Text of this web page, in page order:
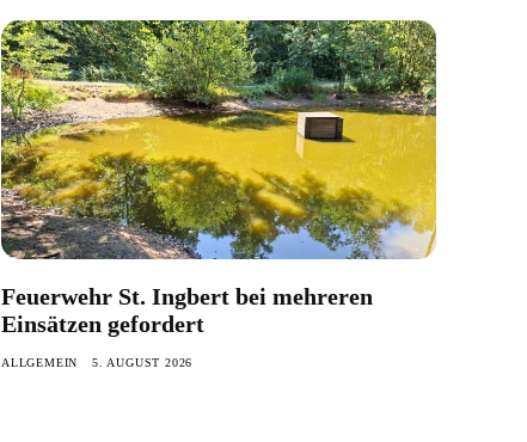
Feuerwehr St. Ingbert bei mehreren
Einsätzen gefordert
ALLGEMEIN 5. AUGUST 2026